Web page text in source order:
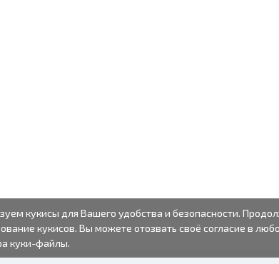
кукисы для Вашего удобства и безопасности.
кукисов. Вы можете отозвать своё согласие в
куки-файлы.